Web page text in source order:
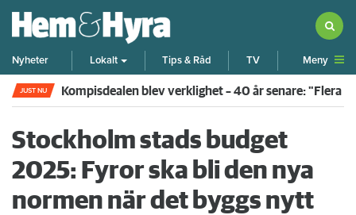
Nyheter Lokalt Tips & Råd TV Meny
JUST NU Kompisdealen blev verklighet – 40 år senare: "Flera
Stockholm stads budget
2025: Fyror ska bli den nya
normen när det byggs nytt